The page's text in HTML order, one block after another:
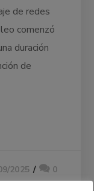
de redes
comenzó
duración
de
2025 0